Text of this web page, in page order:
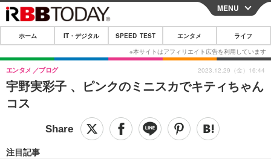
CLOSE
ホーム
IT・デジタル
IT・デジタルTOP スマートフォン
ショッピング その他
SPEED TEST
エンタメTOP 映画・ドラマ
MENU
ホーム IT・デジタル SPEED TEST エンタメ ライフ
宇野実彩子 、ピンクのミニスカでキティちゃん
コス
エンタメ ブログ
注目記事
2023.12.29（金）16:44